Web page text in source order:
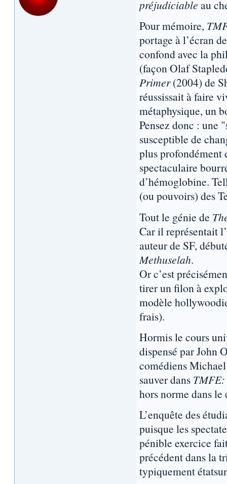
préjudiciable au
Pour mémoire,
portage à l’écran
confond avec la
(façon Olaf
Primer(2004) de
réussissait à faire
métaphysique, un
Pensez donc : une
susceptible de
plus profondément
spectaculaire
d’hémoglobine.
(ou pouvoirs) des
Tout le génie de
Car il représentait
auteur de SF,
Methuselah.
Or c’est
tirer un filon à
modèle
frais).
Hormis le cours
dispensé par John
comédiens
sauver dans
hors norme dans
L’enquête des
puisque les
pénible exercice
précédent dans la
typiquement